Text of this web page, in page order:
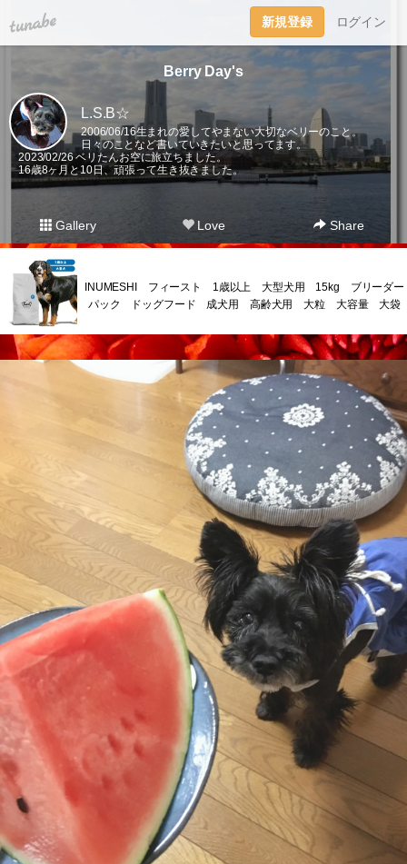
tuna.be 新規登録 ログイン
Berry Day's
L.S.B☆
2006/06/16生まれの愛してやまない大切なベリーのこと。
日々のことなど書いていきたいと思ってます。
2023/02/26 ベリたんお空に旅立ちました。
16歳8ヶ月と10日、頑張って生き抜きました。
Gallery Love Share
INUMESHI フィースト 1歳以上 大型犬用 15kg ブリーダー
パック ドッグフード 成犬用 高齢犬用 大粒 大容量 大袋